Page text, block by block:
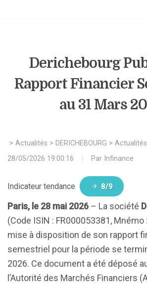
Derichebourg
Rapport Financier
au 31 Mars
> Actualités > DERICHEBOURG > Actualités
28/05/2026 19:00:16
Par Infinance
Indicateur tendance 8/9
Paris, le 28 mai 2026 – La société
(Code ISIN : FR000053381, Mnémo
mise à disposition de son rapport
semestriel pour la période se
2026. Ce document a été déposé
l’Autorité des Marchés Financiers